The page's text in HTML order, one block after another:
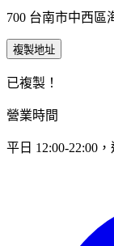
700 台南市中西區
複製地址
已複製！
營業時間
平日 12:00-22:00